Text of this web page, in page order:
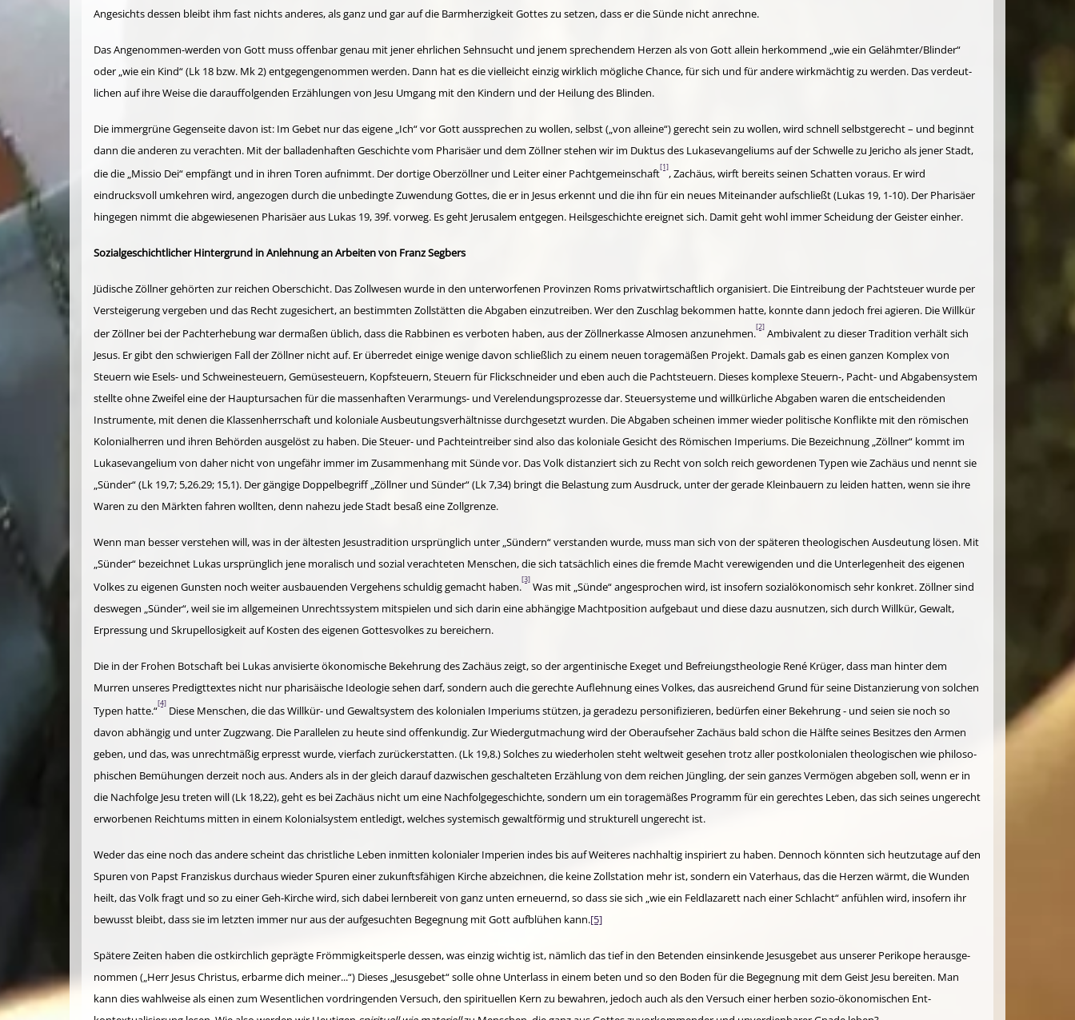
Angesichts dessen bleibt ihm fast nichts anderes, als ganz und gar auf die Barmherzigkeit Gottes zu setzen, dass er die Sünde nicht anrechne.
Das Angenommen-werden von Gott muss offenbar genau mit jener ehrlichen Sehn­sucht und jenem sprechendem Herzen als von Gott allein herkommend „wie ein Gelähmter/Blinder“
oder „wie ein Kind“ (Lk 18 bzw. Mk 2) entgegen­genommen werden. Dann hat es die vielleicht einzig wirklich mögliche Chance, für sich und für andere wirkmächtig zu werden. Das ver­deut­
lichen auf ihre Weise die darauffolgenden Erzählungen von Jesu Umgang mit den Kindern und der Heilung des Blinden.
Die immergrüne Gegenseite davon ist: Im Gebet nur das eigene „Ich“ vor Gott aus­sprechen zu wollen, selbst („von alleine“) gerecht sein zu wollen, wird schnell selbstgerecht – und beginnt
dann die anderen zu verachten. Mit der balladenhaften Geschichte vom Pharisäer und dem Zöllner stehen wir im Duktus des Lukas­evan­geliums auf der Schwelle zu Jericho als jener Stadt,
die die „Missio Dei“ empfängt und in ihren Toren aufnimmt. Der dortige Oberzöllner und Leiter einer Pachtgemeinschaft[1], Zachäus, wirft bereits sei­nen Schatten voraus. Er wird
eindrucksvoll umkehren wird, angezogen durch die unbedingte Zu­wen­­dung Gottes, die er in Jesus erkennt und die ihn für ein neues Miteinander aufschließt (Lukas 19, 1-10). Der Pharisäer
hingegen nimmt die abgewiesenen Pharisäer aus Lukas 19, 39f. vorweg. Es geht Je­ru­sa­lem ent­gegen. Heilsgeschichte ereignet sich. Damit geht wohl immer Scheidung der Geis­ter einher.
Sozialgeschichtlicher Hintergrund in Anlehnung an Arbeiten von Franz Segbers
Jüdische Zöllner gehörten zur reichen Oberschicht. Das Zollwesen wurde in den unter­wor­fe­nen Provinzen Roms privatwirtschaftlich organisiert. Die Ein­treibung der Pacht­steuer wurde per
Versteigerung vergeben und das Recht zugesichert, an bestimmten Zollstätten die Abgaben einzu­treiben. Wer den Zuschlag bekommen hatte, konnte dann jedoch frei agieren. Die Will­kür
der Zöllner bei der Pachterhebung war dermaßen üblich, dass die Rabbinen es verboten haben, aus der Zöllner­kasse Almosen anzunehmen.[2] Ambivalent zu dieser Tradition verhält sich
Jesus. Er gibt den schwie­rigen Fall der Zöllner nicht auf. Er überredet einige wenige davon schließlich zu einem neuen tora­gemäßen Projekt. Damals gab es einen ganzen Komplex von
Steuern wie Esels- und Schweinesteuern, Gemüsesteuern, Kopfsteuern, Steuern für Flick­schneider und eben auch die Pacht­steuern. Dieses komplexe Steuern-, Pacht- und Abgaben­system
stellte ohne Zweifel eine der Hauptursachen für die massenhaften Ver­armungs- und Verelendungsprozesse dar. Steuer­systeme und willkürliche Abgaben waren die entscheiden­den
Instrumente, mit denen die Klassenherrschaft und koloniale Ausbeutungs­verhältnisse durchgesetzt wurden. Die Abgaben scheinen immer wieder politische Konflikte mit den römischen
Kolonialherren und ihren Behörden ausgelöst zu haben. Die Steuer- und Pachteintreiber sind also das koloniale Gesicht des Römischen Imperiums. Die Be­zeichnung „Zöllner“ kommt im
Lukasevangelium von daher nicht von ungefähr immer im Zusammen­­hang mit Sünde vor. Das Volk distanziert sich zu Recht von solch reich gewordenen Typen wie Zachäus und nennt sie
„Sünder“ (Lk 19,7; 5,26.29; 15,1). Der gängige Doppelbegriff „Zöllner und Sünder“ (Lk 7,34) bringt die Belastung zum Ausdruck, unter der gerade Kleinbauern zu leiden hatten, wenn sie ihre
Waren zu den Märkten fahren wollten, denn nahe­zu jede Stadt besaß eine Zollgrenze.
Wenn man besser verstehen will, was in der ältesten Jesustradition ursprünglich unter „Sündern“ verstanden wurde, muss man sich von der späteren theologischen Ausdeutung lösen. Mit
„Sünder“ bezeichnet Lukas ursprünglich jene moralisch und sozial verachteten Men­schen, die sich tatsächlich eines die fremde Macht verewigenden und die Unterlegenheit des eigenen
Volkes zu eigenen Gunsten noch weiter ausbauenden Vergehens schuldig gemacht haben.[3] Was mit „Sünde“ ange­sprochen wird, ist insofern sozialökonomisch sehr konkret. Zöllner sind
deswegen „Sünder“, weil sie im allgemeinen Unrechtssystem mitspielen und sich darin eine abhängige Machtposition aufgebaut und diese dazu aus­nutzen, sich durch Willkür, Gewalt,
Erpressung und Skrupellosigkeit auf Kosten des eigenen Gottes­volkes zu bereichern.
Die in der Frohen Botschaft bei Lukas anvisierte ökonomische Bekehrung des Zachäus zeigt, so der argentinische Exeget und Befreiungstheologie René Krüger, dass man hinter dem
Murren unseres Predigttextes nicht nur pharisäische Ideologie sehen darf, sondern auch die gerechte Auf­lehnung eines Volkes, das ausreichend Grund für seine Distan­zierung von solchen
Typen hatte.“[4] Diese Menschen, die das Willkür- und Gewaltsystem des kolonia­len Imperiums stützen, ja geradezu personifizieren, bedürfen einer Bekeh­rung - und seien sie noch so
davon ab­häng­ig und unter Zugzwang. Die Parallelen zu heute sind offenkundig. Zur Wieder­gutmachung wird der Oberaufseher Zachäus bald schon die Hälfte seines Besitzes den Ar­men
geben, und das, was unrecht­mäßig erpresst wurde, vierfach zurück­erstatten. (Lk 19,8.) Solches zu wiederholen steht weltweit gesehen trotz aller postkolonialen theologischen wie philo­so­
phischen Bemü­hungen derzeit noch aus. Anders als in der gleich darauf dazwischen geschalteten Erzäh­lung von dem reichen Jüngling, der sein ganzes Vermögen abgeben soll, wenn er in
die Nachfolge Jesu treten will (Lk 18,22), geht es bei Zachäus nicht um eine Nachfolgegeschichte, sondern um ein toragemäßes Pro­gramm für ein gerechtes Leben, das sich seines ungerecht
erworbenen Reichtums mitten in einem Kolonialsystem entledigt, welches systemisch gewaltförmig und strukturell ungerecht ist.
Weder das eine noch das andere scheint das christliche Leben inmitten kolonialer Imperien indes bis auf Weiteres nachhaltig inspiriert zu haben. Dennoch könnten sich heutzutage auf den
Spuren von Papst Franziskus durchaus wieder Spuren einer zukunftsfähigen Kirche abzeichnen, die keine Zoll­station mehr ist, sondern ein Vaterhaus, das die Herzen wärmt, die Wunden
heilt, das Volk fragt und so zu einer Geh-Kirche wird, sich dabei lernbereit von ganz unten erneuernd, so dass sie sich „wie ein Feldlazarett nach einer Schlacht“ anfühlen wird, insofern ihr
bewusst bleibt, dass sie im letzten immer nur aus der aufgesuchten Begegnung mit Gott aufblühen kann.[5]
Spätere Zeiten haben die ostkirchlich geprägte Frömmigkeitsperle dessen, was einzig wichtig ist, näm­lich das tief in den Betenden einsinkende Jesusgebet aus unserer Perikope heraus­ge­
nommen („Herr Jesus Christus, erbarme dich meiner...“) Dieses „Jesus­gebet“ solle ohne Unter­­lass in einem beten und so den Boden für die Begegnung mit dem Geist Jesu bereiten. Man
kann dies wahlweise als einen zum Wesentlichen vordringenden Versuch, den spiri­tuellen Kern zu bewahren, jedoch auch als den Versuch einer herben sozio-ökonomischen Ent­­­